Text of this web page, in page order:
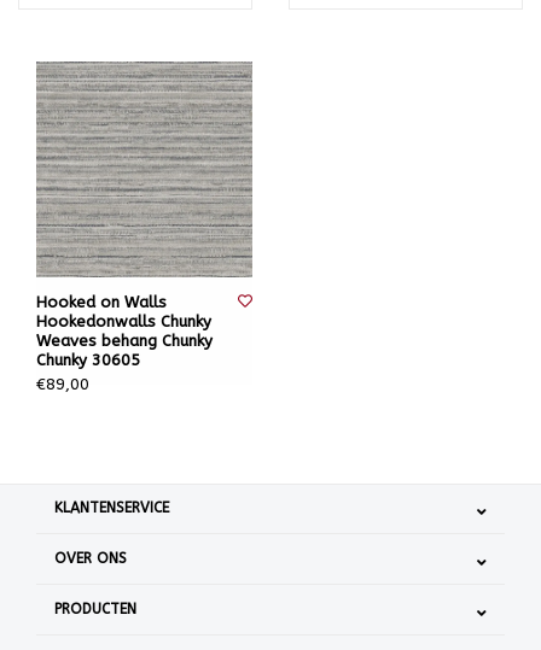
Hooked on Walls
Hookedonwalls Chunky
Weaves behang Chunky
Chunky 30605
€89,00
KLANTENSERVICE
OVER ONS
PRODUCTEN